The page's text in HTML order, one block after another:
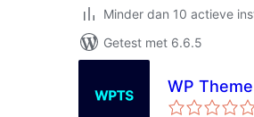
Minder dan 10 actieve
Getest met 6.6.5
WP